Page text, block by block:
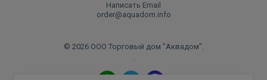
Написать Email
order@aquadom.info
© 2026 ООО Торговый дом "Аквадом".
.